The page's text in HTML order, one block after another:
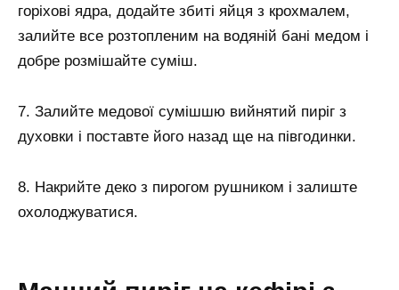
горіхові ядра, додайте збиті яйця з крохмалем,
залийте все розтопленим на водяній бані медом і
добре розмішайте суміш.
7. Залийте медової сумішшю вийнятий пиріг з
духовки і поставте його назад ще на півгодинки.
8. Накрийте деко з пирогом рушником і залиште
охолоджуватися.